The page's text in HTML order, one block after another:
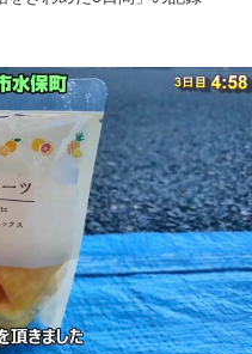
酷をきわめた3日間」の記録